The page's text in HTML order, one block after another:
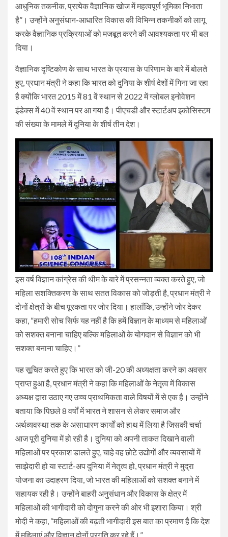
आधुनिक तकनीक, प्रत्येक वैज्ञानिक खोज में महत्वपूर्ण भूमिका निभाता
है”। उन्होंने अनुसंधान-आधारित विकास की विभिन्न तकनीकों को लागू
करके वैज्ञानिक प्रक्रियाओं को मजबूत करने की आवश्यकता पर भी बल
दिया।
वैज्ञानिक दृष्टिकोण के साथ भारत के प्रयास के परिणाम के बारे में बोलते
हुए, प्रधान मंत्री ने कहा कि भारत को दुनिया के शीर्ष देशों में गिना जा रहा
है क्योंकि भारत 2015 में 81 वें स्थान से 2022 में ग्लोबल इनोवेशन
इंडेक्स में 40 वें स्थान पर आ गया है। पीएचडी और स्टार्टअप इकोसिस्टम
की संख्या के मामले में दुनिया के शीर्ष तीन देश।
इस वर्ष विज्ञान कांग्रेस की थीम के बारे में प्रसन्नता व्यक्त करते हुए, जो
महिला सशक्तिकरण के साथ सतत विकास को जोड़ती है, प्रधान मंत्री ने
दोनों क्षेत्रों के बीच पूरकता पर जोर दिया। हालाँकि, उन्होंने जोर देकर
कहा, “हमारी सोच सिर्फ यह नहीं है कि हमें विज्ञान के माध्यम से महिलाओं
को सशक्त बनाना चाहिए बल्कि महिलाओं के योगदान से विज्ञान को भी
सशक्त बनाना चाहिए।”
यह सूचित करते हुए कि भारत को जी-20 की अध्यक्षता करने का अवसर
प्राप्त हुआ है, प्रधान मंत्री ने कहा कि महिलाओं के नेतृत्व में विकास
अध्यक्ष द्वारा उठाए गए उच्च प्राथमिकता वाले विषयों में से एक है। उन्होंने
बताया कि पिछले 8 वर्षों में भारत ने शासन से लेकर समाज और
अर्थव्यवस्था तक के असाधारण कार्यों को हाथ में लिया है जिसकी चर्चा
आज पूरी दुनिया में हो रही है। दुनिया को अपनी ताकत दिखाने वाली
महिलाओं पर प्रकाश डालते हुए, चाहे वह छोटे उद्योगों और व्यवसायों में
साझेदारी हो या स्टार्ट-अप दुनिया में नेतृत्व हो, प्रधान मंत्री ने मुद्रा
योजना का उदाहरण दिया, जो भारत की महिलाओं को सशक्त बनाने में
सहायक रही है। उन्होंने बाहरी अनुसंधान और विकास के क्षेत्र में
महिलाओं की भागीदारी को दोगुना करने की ओर भी इशारा किया। श्री
मोदी ने कहा, “महिलाओं की बढ़ती भागीदारी इस बात का प्रमाण है कि देश
में महिलाएं और विज्ञान दोनों प्रगति कर रहे हैं।”